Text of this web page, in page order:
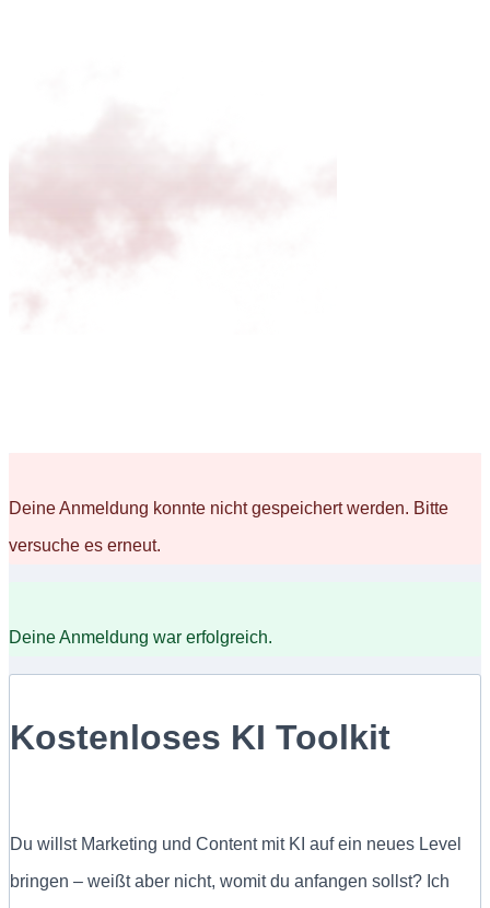
Deine Anmeldung konnte nicht gespeichert werden. Bitte
versuche es erneut.
Deine Anmeldung war erfolgreich.
Kostenloses KI Toolkit
Du willst Marketing und Content mit KI auf ein neues Level
bringen – weißt aber nicht, womit du anfangen sollst? Ich